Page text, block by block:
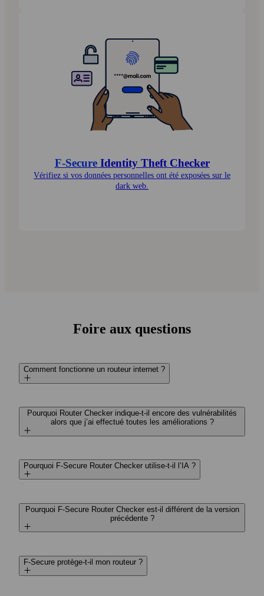
F‑SecureIdentity Theft Checker
Vérifiez si vos données personnelles ont été exposées sur le
dark web.
Foire aux questions
Comment fonctionne un routeur internet ?
Pourquoi Router Checker indique-t-il encore des vulnérabilités
alors que j’ai effectué toutes les améliorations ?
Pourquoi F-Secure Router Checker utilise-t-il l’IA ?
Pourquoi F‑Secure Router Checker est-il différent de la version
précédente ?
F-Secure protège-t-il mon routeur ?